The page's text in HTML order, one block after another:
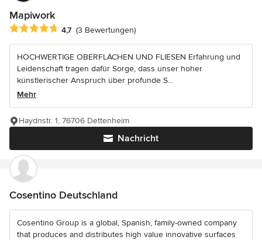
Mapiwork
Durchschnittliche Bewertung: 4.7 von 5 Sternen
4,7 (3 Bewertungen)
HOCHWERTIGE OBERFLÄCHEN UND FLIESEN Erfahrung und
Leidenschaft tragen dafür Sorge, dass unser hoher
künstlerischer Anspruch über profunde S...
Mehr
Nachricht
Haydnstr. 1, 76706 Dettenheim
Cosentino Deutschland
Cosentino Group is a global, Spanish, family-owned company
that produces and distributes high value innovative surfaces